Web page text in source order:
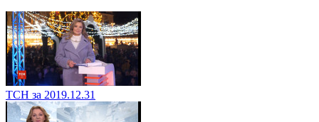
ТСН за 2019.12.31